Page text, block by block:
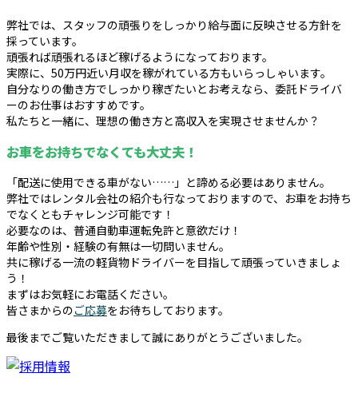
弊社では、スタッフの頑張りをしっかり給与面に反映させる方針を
採っています。
頑張れば頑張れるほど稼げるようになっております。
実際に、50万円近い月収を稼がれている方もいらっしゃいます。
自分なりの働き方でしっかり稼ぎたいとお考えなら、委託ドライバ
ーのお仕事はおすすめです。
私たちと一緒に、理想の働き方と高収入を実現させませんか？
お車をお持ちでなくても大丈夫！
「配送に使用できる車がない……」と諦める必要はありません。
弊社ではレンタル会社の紹介も行なっておりますので、お車をお持ち
でなくともチャレンジ可能です！
必要なのは、普通自動車運転免許と意欲だけ！
年齢や性別・経験の有無は一切問いません。
共に稼げる一流の軽貨物ドライバーを目指して頑張っていきましょ
う！
まずはお気軽にお電話ください。
皆さまからのご応募をお待ちしております。
最後までご覧いただきまして誠にありがとうございました。